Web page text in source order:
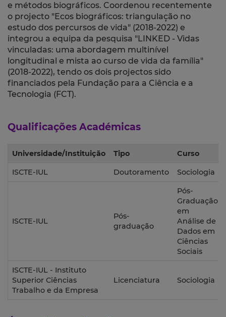
e métodos biográficos. Coordenou recentemente
o projecto "Ecos biográficos: triangulação no
estudo dos percursos de vida" (2018-2022) e
integrou a equipa da pesquisa "LINKED - Vidas
vinculadas: uma abordagem multinível
longitudinal e mista ao curso de vida da família"
(2018-2022), tendo os dois projectos sido
financiados pela Fundação para a Ciência e a
Tecnologia (FCT).
Qualificações Académicas
Universidade/Instituição Tipo Curso
ISCTE-IUL Doutoramento Sociologia
ISCTE-IUL
Pós-
graduação
Pós-
Graduação
em
Análise de
Dados em
Ciências
Sociais
ISCTE-IUL - Instituto
Superior Ciências
Trabalho e da Empresa
Licenciatura Sociologia